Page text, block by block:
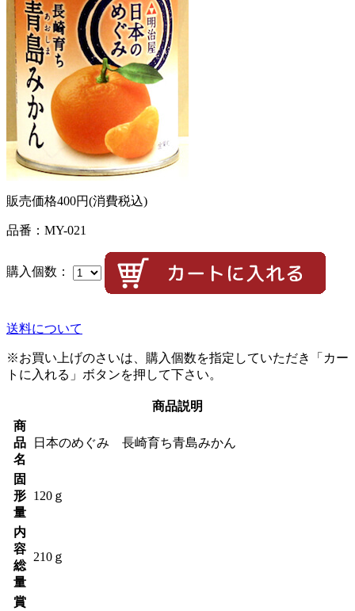
販売価格400円(消費税込)
品番：MY-021
購入個数：
送料について
※お買い上げのさいは、購入個数を指定していただき「カー
トに入れる」ボタンを押して下さい。
商品説明
商
品
名
日本のめぐみ 長崎育ち青島みかん
固
形
量
120ｇ
内
容
総
量
210ｇ
賞